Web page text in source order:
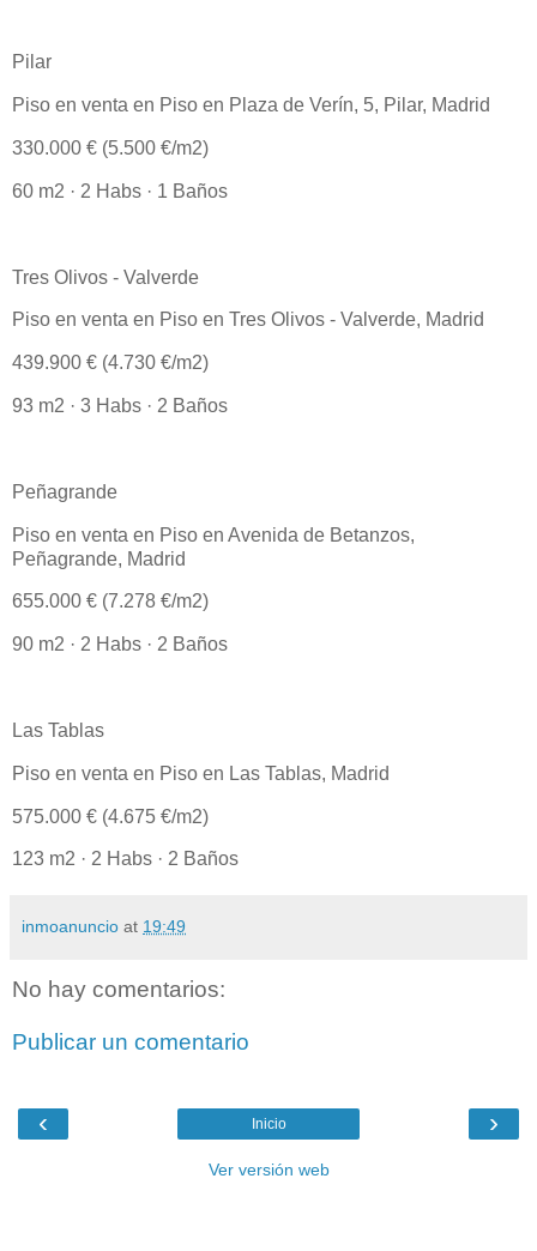
Pilar
Piso en venta en Piso en Plaza de Verín, 5, Pilar, Madrid
330.000 € (5.500 €/m2)
60 m2 · 2 Habs · 1 Baños
Tres Olivos - Valverde
Piso en venta en Piso en Tres Olivos - Valverde, Madrid
439.900 € (4.730 €/m2)
93 m2 · 3 Habs · 2 Baños
Peñagrande
Piso en venta en Piso en Avenida de Betanzos,
Peñagrande, Madrid
655.000 € (7.278 €/m2)
90 m2 · 2 Habs · 2 Baños
Las Tablas
Piso en venta en Piso en Las Tablas, Madrid
575.000 € (4.675 €/m2)
123 m2 · 2 Habs · 2 Baños
inmoanuncio at 19:49
No hay comentarios:
Publicar un comentario
‹ ›
Inicio
Ver versión web